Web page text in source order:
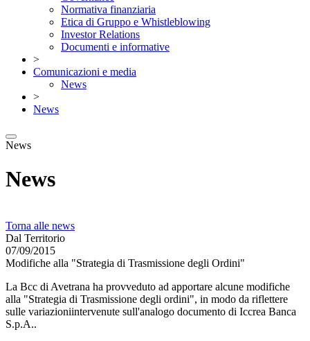
Normativa finanziaria
Etica di Gruppo e Whistleblowing
Investor Relations
Documenti e informative
>
Comunicazioni e media
News
>
News
News
News
Torna alle news
Dal Territorio
07/09/2015
Modifiche alla "Strategia di Trasmissione degli Ordini"
La Bcc di Avetrana ha provveduto ad apportare alcune modifiche
alla "Strategia di Trasmissione degli ordini", in modo da riflettere
sulle variazioniintervenute sull'analogo documento di Iccrea Banca
S.p.A..